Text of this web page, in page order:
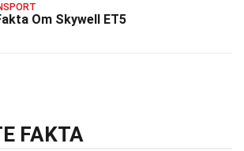
Om Skywell ET5
FAKTA